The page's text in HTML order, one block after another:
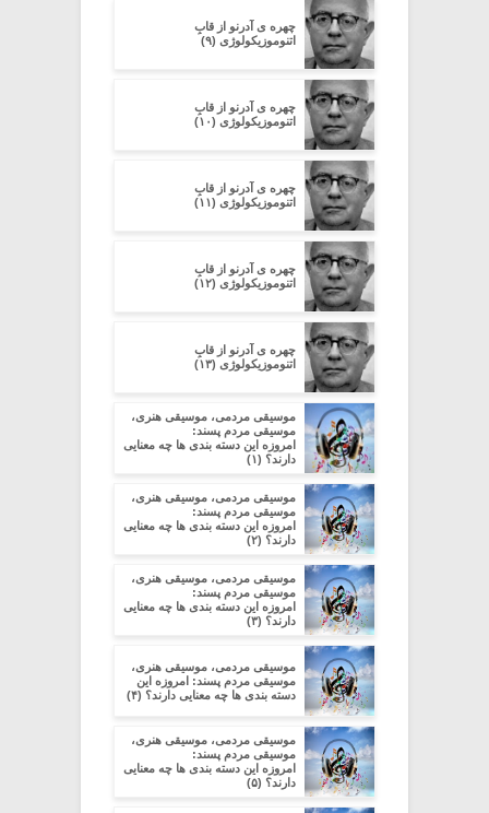
چهره ی آدرنو از قابِ
اتنوموزیکولوژی (۹)
چهره ی آدرنو از قابِ
اتنوموزیکولوژی (۱۰)
چهره ی آدرنو از قابِ
اتنوموزیکولوژی (۱۱)
چهره ی آدرنو از قابِ
اتنوموزیکولوژی (۱۲)
چهره ی آدرنو از قابِ
اتنوموزیکولوژی (۱۳)
موسیقی مردمی، موسیقی هنری،
موسیقی مردم پسند:
امروزه این دسته بندی ها چه معنایی
دارند؟ (۱)
موسیقی مردمی، موسیقی هنری،
موسیقی مردم پسند:
امروزه این دسته بندی ها چه معنایی
دارند؟ (۲)
موسیقی مردمی، موسیقی هنری،
موسیقی مردم پسند:
امروزه این دسته بندی ها چه معنایی
دارند؟ (۳)
موسیقی مردمی، موسیقی هنری،
موسیقی مردم پسند: امروزه این
دسته بندی ها چه معنایی دارند؟ (۴)
موسیقی مردمی، موسیقی هنری،
موسیقی مردم پسند:
امروزه این دسته بندی ها چه معنایی
دارند؟ (۵)